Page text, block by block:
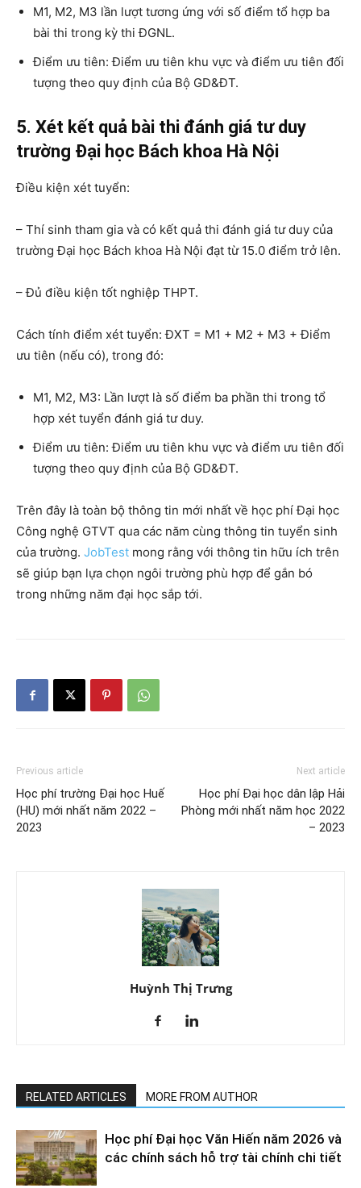
M1, M2, M3 lần lượt tương ứng với số điểm tổ hợp ba
bài thi trong kỳ thi ĐGNL.
Điểm ưu tiên: Điểm ưu tiên khu vực và điểm ưu tiên đối
tượng theo quy định của Bộ GD&ĐT.
5. Xét kết quả bài thi đánh giá tư duy
trường Đại học Bách khoa Hà Nội
Điều kiện xét tuyển:
– Thí sinh tham gia và có kết quả thi đánh giá tư duy của
trường Đại học Bách khoa Hà Nội đạt từ 15.0 điểm trở lên.
– Đủ điều kiện tốt nghiệp THPT.
Cách tính điểm xét tuyển: ĐXT = M1 + M2 + M3 + Điểm
ưu tiên (nếu có), trong đó:
M1, M2, M3: Lần lượt là số điểm ba phần thi trong tổ
hợp xét tuyển đánh giá tư duy.
Điểm ưu tiên: Điểm ưu tiên khu vực và điểm ưu tiên đối
tượng theo quy định của Bộ GD&ĐT.
Trên đây là toàn bộ thông tin mới nhất về học phí Đại học
Công nghệ GTVT qua các năm cùng thông tin tuyển sinh
của trường. JobTest mong rằng với thông tin hữu ích trên
sẽ giúp bạn lựa chọn ngôi trường phù hợp để gắn bó
trong những năm đại học sắp tới.
Previous article
Học phí trường Đại học Huế
(HU) mới nhất năm 2022 –
2023
Next article
Học phí Đại học dân lập Hải
Phòng mới nhất năm học 2022
– 2023
Huỳnh Thị Trưng
RELATED ARTICLES MORE FROM AUTHOR
Học phí Đại học Văn Hiến năm 2026 và
các chính sách hỗ trợ tài chính chi tiết